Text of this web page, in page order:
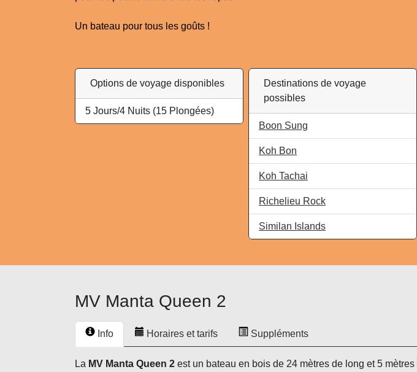
Un bateau pour tous les goûts !
Options de voyage disponibles
5 Jours/4 Nuits (15 Plongées)
Destinations de voyage
possibles
Boon Sung
Koh Bon
Koh Tachai
Richelieu Rock
Similan Islands
MV Manta Queen 2
Info Horaires et tarifs Suppléments
La MV Manta Queen 2 est un bateau en bois de 24 mètres de long et 5 mètres